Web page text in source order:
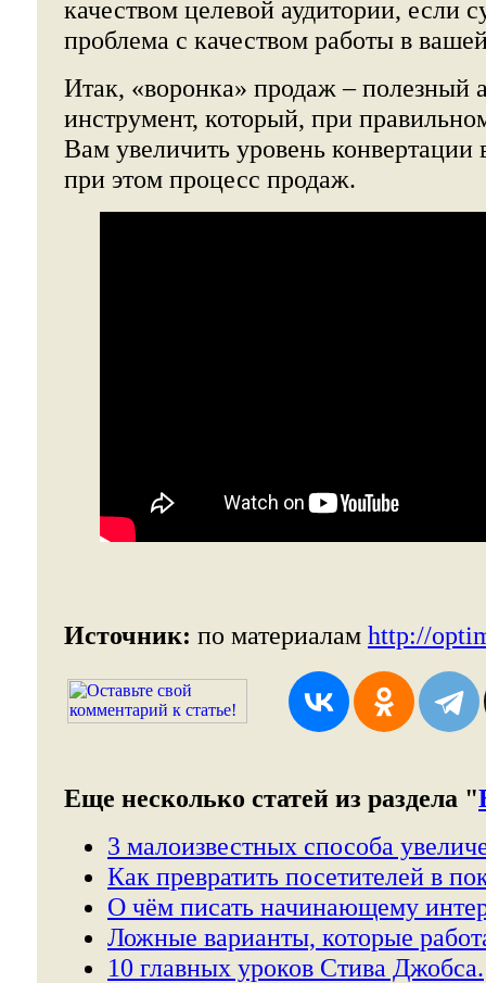
качеством целевой аудитории, если
проблема с качеством работы в
Итак, «воронка» продаж – полезный
инструмент, который, при
Вам увеличить уровень конвертации
при этом процесс продаж.
Источник: по материалам http://
Еще несколько статей из раздела "
3 малоизвестных способа
Как превратить посетителей в
О чём писать начинающему
Ложные варианты, которые
10 главных уроков Стива Джобса.